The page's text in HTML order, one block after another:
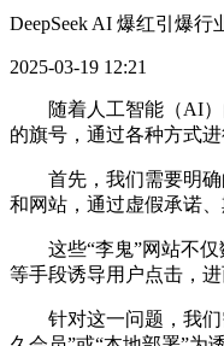
DeepSeek AI 爆红引爆行
2025-03-19 12:21
随着人工智能（AI）的
的旗号，通过各种方式
首先，我们需要明确的
和网站，通过虚假承诺
这些“李鬼”网站不仅数
等手段诱导用户点击，
针对这一问题，我们需